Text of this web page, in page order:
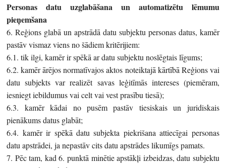
Personas datu uzglabāšana un automatizētu lēmumu
pieņemšana
6. Reģions glabā un apstrādā datu subjektu personas datus, kamēr
pastāv vismaz viens no šādiem kritērijiem:
6.1. tik ilgi, kamēr ir spēkā ar datu subjektu noslēgtais līgums;
6.2. kamēr ārējos normatīvajos aktos noteiktajā kārtībā Reģions vai
datu subjekts var realizēt savas leģitīmās intereses (piemēram,
iesniegt iebildumus vai celt vai vest prasību tiesā);
6.3. kamēr kādai no pusēm pastāv tiesiskais un juridiskais
pienākums datus glabāt;
6.4. kamēr ir spēkā datu subjekta piekrišana attiecīgai personas
datu apstrādei, ja nepastāv cits datu apstrādes likumīgs pamats.
7. Pēc tam, kad 6. punktā minētie apstākļi izbeidzas, datu subjektu